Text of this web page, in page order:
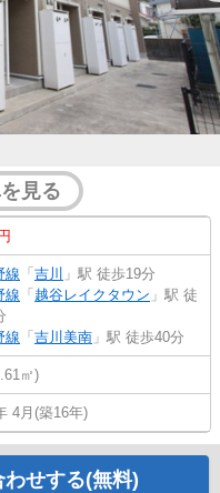
見る
線 「吉川 」駅 徒歩19分
線 「越谷レイクタウン 」駅 徒
線 「吉川美南 」駅 徒歩40分
㎡)
4月(築16年)
せする(無料)